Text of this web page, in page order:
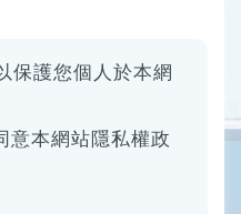
保護您個人於本網
意本網站隱私權政